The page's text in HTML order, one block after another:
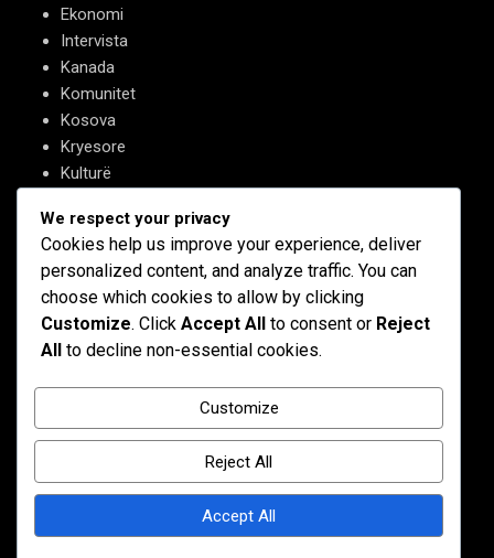
Ekonomi
Intervista
Kanada
Komunitet
Kosova
Kryesore
Kulturë
Opinione
Profil
Shqipëria
Shqiptarët në biznes
Stil Jete
Të tjera
We respect your privacy
Cookies help us improve your experience, deliver
personalized content, and analyze traffic. You can
choose which cookies to allow by clicking
Customize. Click Accept All to consent or Reject
All to decline non-essential cookies.
Customize
Reject All
Accept All